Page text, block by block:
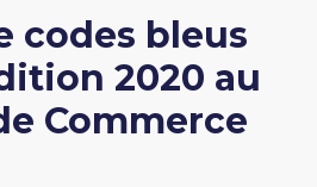
codes bleus
2020 au
Commerce